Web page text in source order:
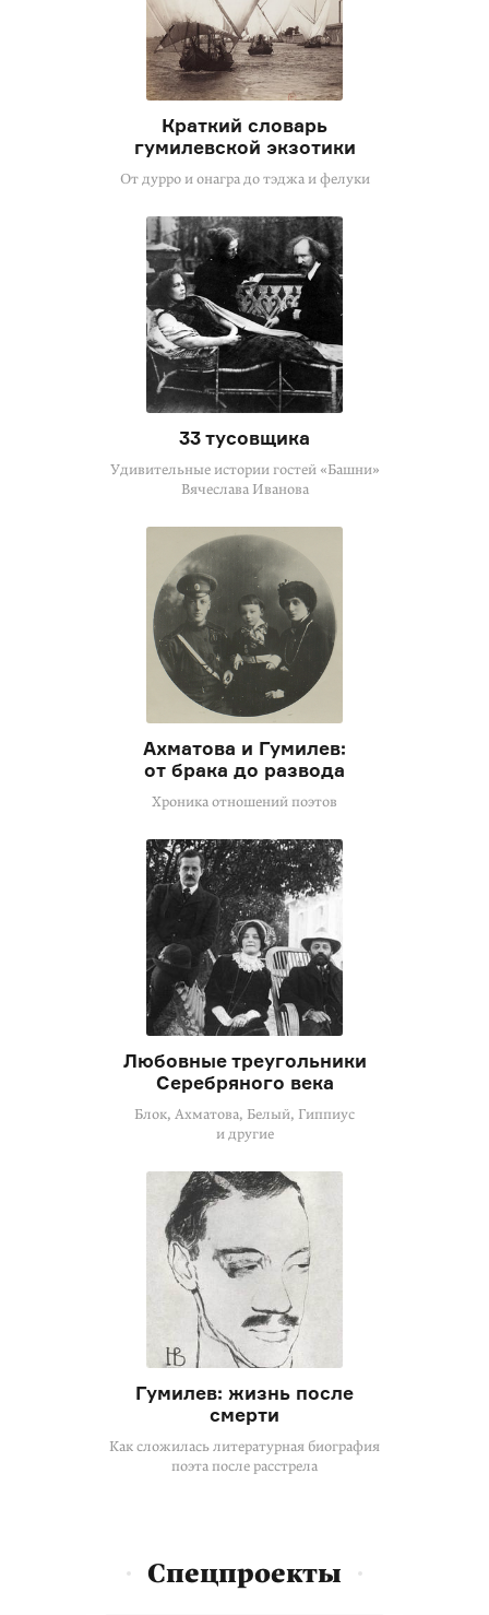
Краткий словарь
гумилевской экзотики
От дурро и онагра до тэджа и фелуки
33 тусовщика
Удивительные истории гостей «Башни»
Вячеслава Иванова
Ахматова и Гумилев:
от брака до развода
Хроника отношений поэтов
Любовные треугольники
Серебряного века
Блок, Ахматова, Белый, Гиппиус
и другие
Гумилев: жизнь после
смерти
Как сложилась литературная биография
поэта после расстрела
Спецпроекты